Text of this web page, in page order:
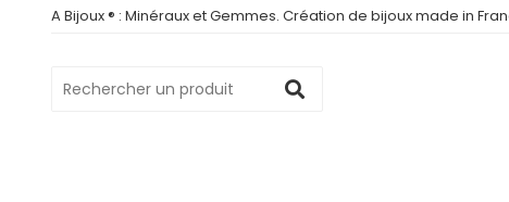
A Bijoux ® : Minéraux et Gemmes. Création de bijoux made in